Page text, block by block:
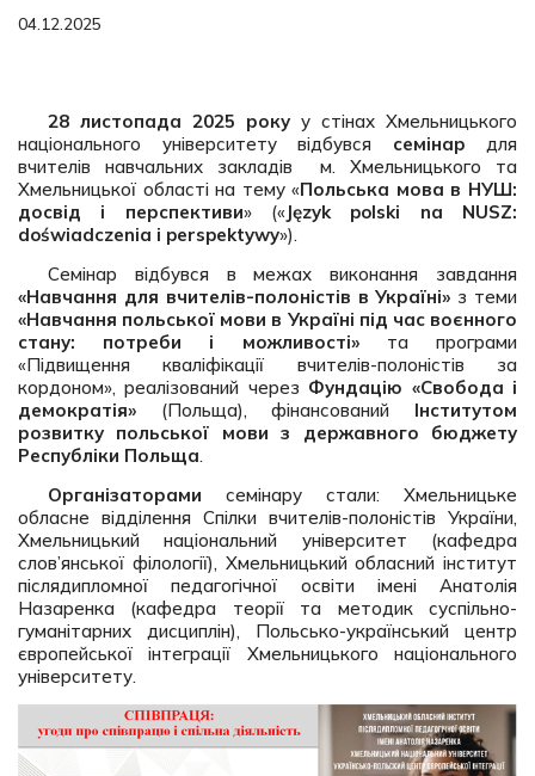
04.12.2025
28 листопада 2025 року у стінах Хмельницького
національного університету відбувся семінар для
вчителів навчальних закладів м. Хмельницького та
Хмельницької області на тему «Польська мова в НУШ:
досвід і перспективи» (« Język polski na NUSZ:
doświadczenia i perspektywy»).
Семінар відбувся в межах виконання завдання
«Навчання для вчителів-полоністів в Україні» з теми
«Навчання польської мови в Україні під час воєнного
стану: потреби і можливості»та програми
«Підвищення кваліфікації вчителів-полоністів за
кордоном», реалізований через Фундацію «Свобода і
демократія» (Польща), фінансований Інститутом
розвитку польської мови з державного бюджету
Республіки Польща.
Організаторами семінару стали: Хмельницьке
обласне відділення Спілки вчителів-полоністів України,
Хмельницький національний університет (кафедра
слов’янської філології), Хмельницький обласний інститут
післядипломної педагогічної освіти імені Анатолія
Назаренка (кафедра теорії та методик суспільно-
гуманітарних дисциплін), Польсько-український центр
європейської інтеграції Хмельницького національного
університету.